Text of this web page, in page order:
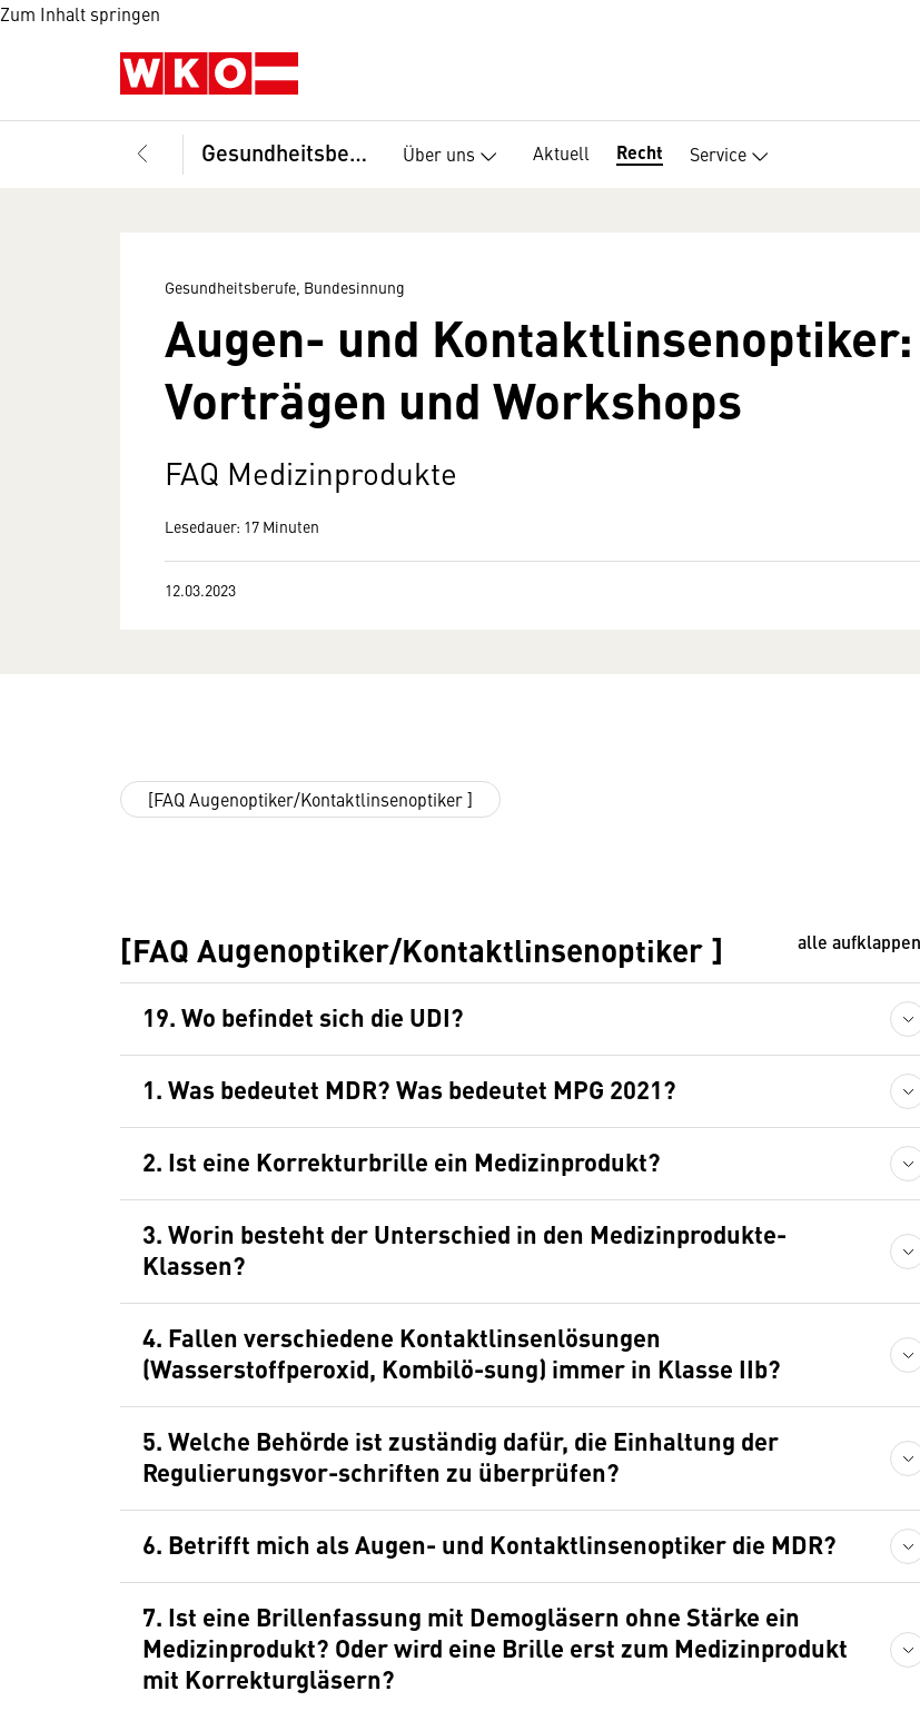
Zum Inhalt springen
Gesundheitsberufe, Bundesinnung Über uns Aktuell Recht Service
Gesundheitsberufe, Bundesinnung
Augen- und
Vorträgen und Workshops
FAQ Medizinprodukte
Lesedauer: 17 Minuten
12.03.2023
[FAQ Augenoptiker/Kontaktlinsenoptiker ]
[FAQ Augenoptiker/Kontaktlinsenoptiker ] alle aufklappen
19. Wo befindet sich die UDI?
1. Was bedeutet MDR? Was bedeutet MPG 2021?
2. Ist eine Korrekturbrille ein Medizinprodukt?
3. Worin besteht der Unterschied in den Medizinprodukte-
Klassen?
4. Fallen verschiedene Kontaktlinsenlösungen
(Wasserstoffperoxid, Kombilö-sung) immer in Klasse IIb?
5. Welche Behörde ist zuständig dafür, die Einhaltung der
Regulierungsvor-schriften zu überprüfen?
6. Betrifft mich als Augen- und Kontaktlinsenoptiker die MDR?
7. Ist eine Brillenfassung mit Demogläsern ohne Stärke ein
Medizinprodukt? Oder wird eine Brille erst zum Medizinprodukt
mit Korrekturgläsern?